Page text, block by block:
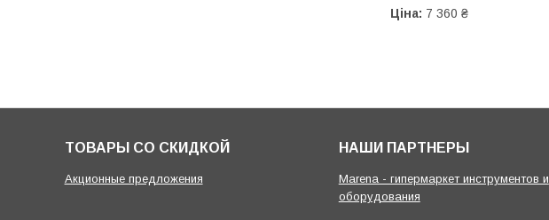
Ціна: 7 360 ₴
ТОВАРЫ СО СКИДКОЙ
Акционные предложения
НАШИ ПАРТНЕРЫ
Marena - гипермаркет инструментов и
оборудования